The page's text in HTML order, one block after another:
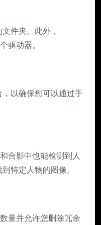
件夹。此外，
驱动器。
以确保您可以通过手
合影中也能检测到人
特定人物的图像。
量并允许您删除冗余